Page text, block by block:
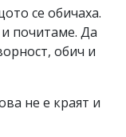
се обичаха.
почитаме. Да
обич и
не е краят и